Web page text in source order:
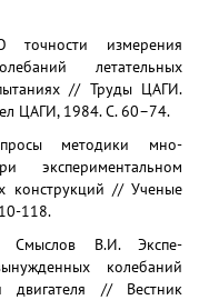
измерения
летательных
// Труды ЦАГИ.
ЦАГИ, 1984. С. 60–74.
методики мно­
экспериментальном
конструкций // Ученые
118.
Смыслов В.И. Экспе­
колеба­ний
двигателя // Вестник